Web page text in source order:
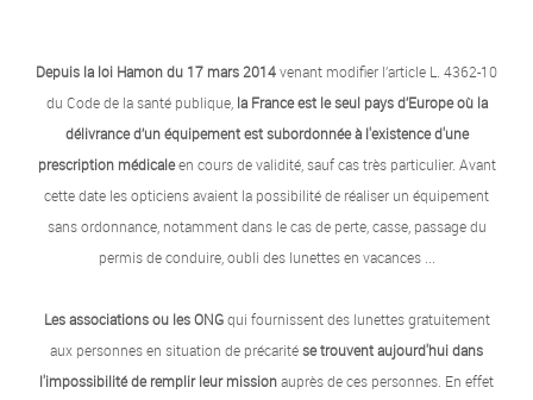
Depuis la loi Hamon du 17 mars 2014venant modifier l’article L. 4362-10
du Code de la santé publique, la France est le seul pays d’Europe où la
délivrance d’un équipement est subordonnée à l'existence d'une
prescription médicaleen cours de validité, sauf cas très particulier. Avant
cette date les opticiens avaient la possibilité de réaliser un équipement
sans ordonnance, notamment dans le cas de perte, casse, passage du
permis de conduire, oubli des lunettes en vacances ...
Les associations ou les ONGqui fournissent des lunettes gratuitement
aux personnes en situation de précaritése trouvent aujourd'hui dans
l'impossibilité de remplir leur missionauprès de ces personnes. En effet